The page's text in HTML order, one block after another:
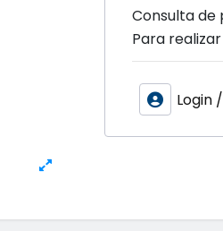
Consulta de
Para
Login